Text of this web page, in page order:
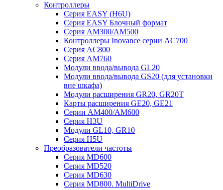
Контроллеры
Серия EASY (H6U)
Серия EASY Блочный формат
Серия AM300/AM500
Контроллеры Inovance серии AC700
Серия AC800
Серия AM760
Модули ввода/вывода GL20
Модули ввода/вывода GS20 (для установки
вне шкафа)
Модули расширения GR20, GR20T
Карты расширения GE20, GE21
Серии AM400/AM600
Серия H3U
Модули GL10, GR10
Серия H5U
Преобразователи частоты
Серия MD600
Серия MD520
Серия MD630
Серия MD800. MultiDrive